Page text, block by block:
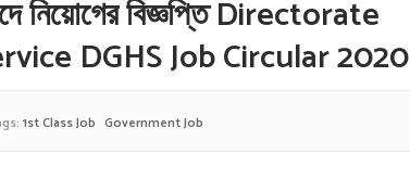
নিয়োগের বিজ্ঞপ্তি Directorate
DGHS Job Circular 2020
1st Class Job Government Job